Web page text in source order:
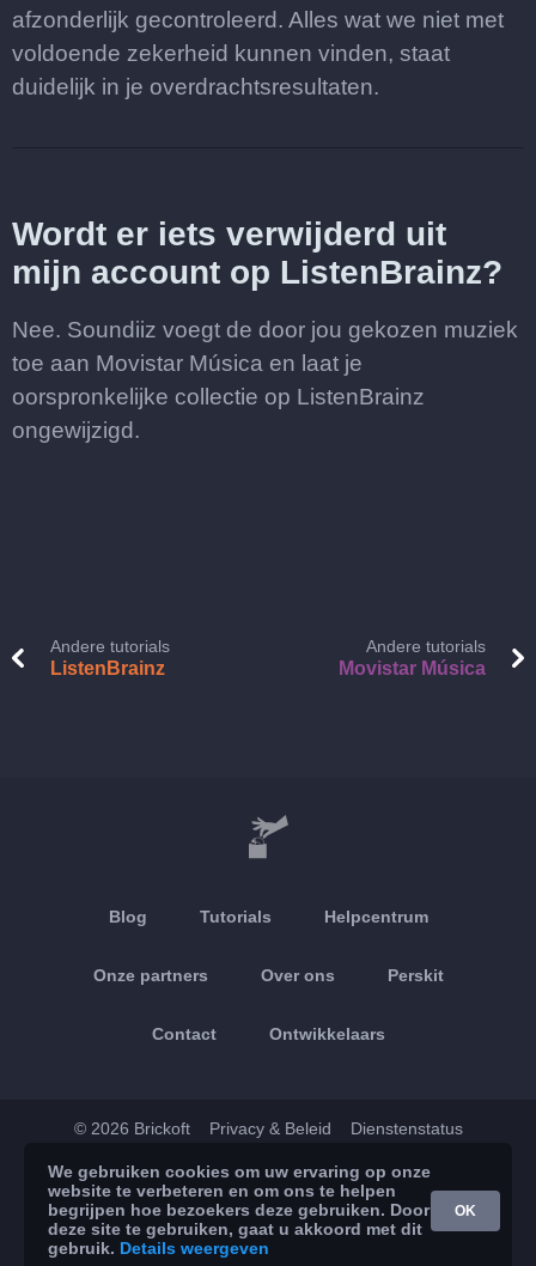
afzonderlijk gecontroleerd. Alles wat we niet met
voldoende zekerheid kunnen vinden, staat
duidelijk in je overdrachtsresultaten.
Wordt er iets verwijderd uit
mijn account op ListenBrainz?
Nee. Soundiiz voegt de door jou gekozen muziek
toe aan Movistar Música en laat je
oorspronkelijke collectie op ListenBrainz
ongewijzigd.
Andere tutorials
ListenBrainz
Andere tutorials
Movistar Música
Blog Tutorials Helpcentrum
Onze partners Over ons Perskit
Contact Ontwikkelaars
© 2026 Brickoft Privacy & Beleid Dienstenstatus
App Store Google Play
We gebruiken cookies om uw ervaring op onze
website te verbeteren en om ons te helpen
begrijpen hoe bezoekers deze gebruiken. Door
deze site te gebruiken, gaat u akkoord met dit
gebruik. Details weergeven
OK